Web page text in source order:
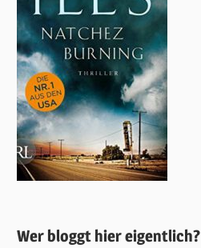
Wer bloggt hier eigentlich?